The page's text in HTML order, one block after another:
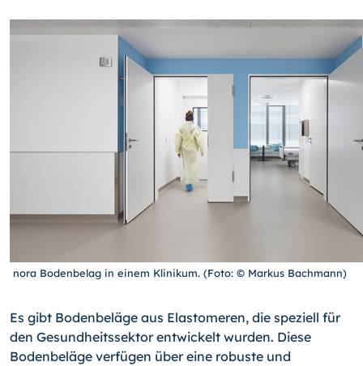
nora Bodenbelag in einem Klinikum. (Foto: © Markus Bachmann)
Es gibt Bodenbeläge aus Elastomeren, die speziell für
den Gesundheitssektor entwickelt wurden. Diese
Bodenbeläge verfügen über eine robuste und